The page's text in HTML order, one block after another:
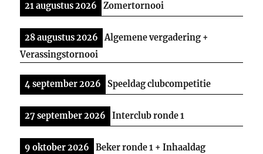
21 augustus 2026 Zomertornooi
28 augustus 2026
Algemene vergadering +
Verassingstornooi
4 september 2026 Speeldag clubcompetitie
27 september 2026 Interclub ronde 1
9 oktober 2026 Beker ronde 1 + Inhaaldag